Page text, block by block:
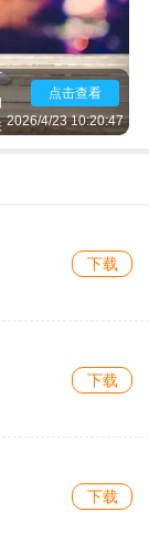
点击查看
2026/4/23 10:20:47
下载
下载
下载